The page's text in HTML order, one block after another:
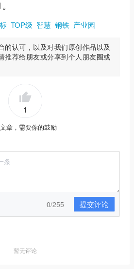
TOP级 智慧 钢铁 产业园
的认可，以及对我们原创作品以及
推荐给朋友或分享到个人朋友圈或
1
章，需要你的鼓励
0/255 提交评论
暂无评论